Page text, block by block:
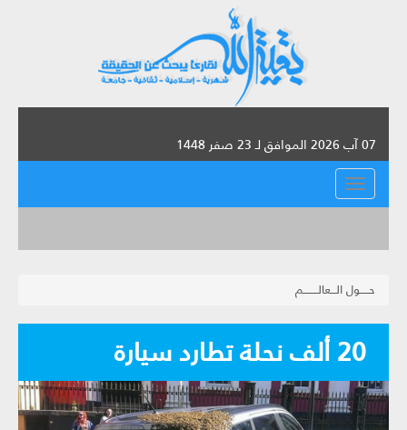
07 آب 2026 الموافق لـ 23 صفر 1448
القائمة
حـــــول الـــعالــــــــم
20 ألف نحلة تطارد سيارة